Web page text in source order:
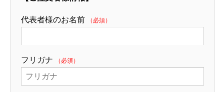
代表者様のお名前 （必須）
フリガナ （必須）